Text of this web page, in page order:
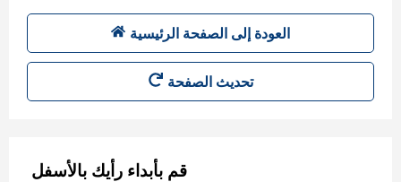
العودة إلى الصفحة الرئيسية
تحديث الصفحة
قم بأبداء رأيك بالأسفل